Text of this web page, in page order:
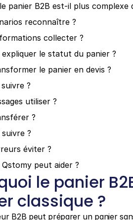
panier B2B est-il plus complexe
reconnaître ?
collecter ?
le statut du panier ?
le panier en devis ?
?
utiliser ?
?
?
éviter ?
peut aider ?
le panier
classique ?
B2B peut préparer un panier